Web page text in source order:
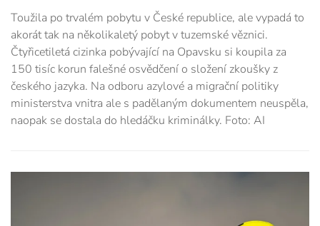
Toužila po trvalém pobytu v České republice, ale vypadá to
akorát tak na několikaletý pobyt v tuzemské věznici.
Čtyřicetiletá cizinka pobývající na Opavsku si koupila za
150 tisíc korun falešné osvědčení o složení zkoušky z
českého jazyka. Na odboru azylové a migrační politiky
ministerstva vnitra ale s padělaným dokumentem neuspěla,
naopak se dostala do hledáčku kriminálky. Foto: AI